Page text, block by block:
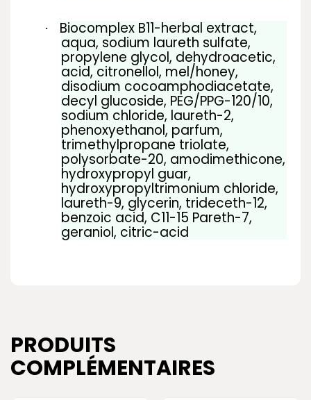
· Biocomplex B11-herbal extract,
aqua, sodium laureth sulfate,
propylene glycol, dehydroacetic,
acid, citronellol, mel/honey,
disodium cocoamphodiacetate,
decyl glucoside, PEG/PPG-120/10,
sodium chloride, laureth-2,
phenoxyethanol, parfum,
trimethylpropane triolate,
polysorbate-20, amodimethicone,
hydroxypropyl guar,
hydroxypropyltrimonium chloride,
laureth-9, glycerin, trideceth-12,
benzoic acid, C11-15 Pareth-7,
geraniol, citric-acid
PRODUITS
COMPLÉMENTAIRES